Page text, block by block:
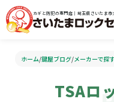
カギと防犯の専門店｜埼玉県さいたま市
ホーム/鍵屋ブログ/メーカーで探す
TSAロ